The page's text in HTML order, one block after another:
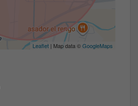
Leaflet | Map data ©GoogleMaps